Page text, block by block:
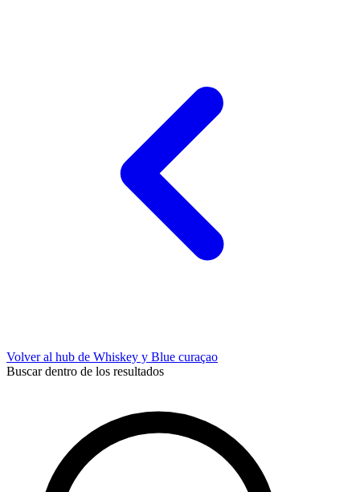
Volver al hub de Whiskey y Blue curaçao
Buscar dentro de los resultados